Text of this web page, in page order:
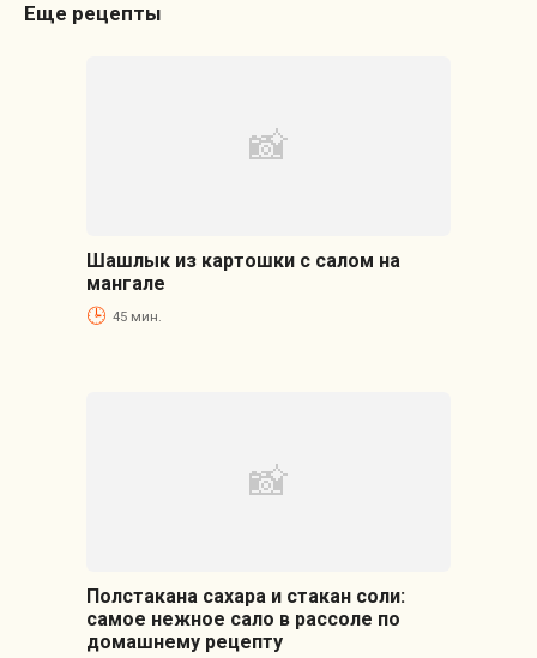
Еще рецепты
Шашлык из картошки с салом на
мангале
45 мин.
Полстакана сахара и стакан соли:
самое нежное сало в рассоле по
домашнему рецепту